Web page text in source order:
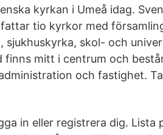
kyrkan i Umeå idag.
tio kyrkor med
sjukhuskyrka, skol- och
finns mitt i centrum och
och fastighet.
in eller registrera dig. Lista